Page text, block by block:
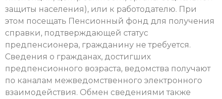
защиты населения), или к работодателю. При
этом посещать Пенсионный фонд для получения
справки, подтверждающей статус
предпенсионера, гражданину не требуется.
Сведения о гражданах, достигших
предпенсионного возраста, ведомства получают
по каналам межведомственного электронного
взаимодействия. Обмен сведениями также